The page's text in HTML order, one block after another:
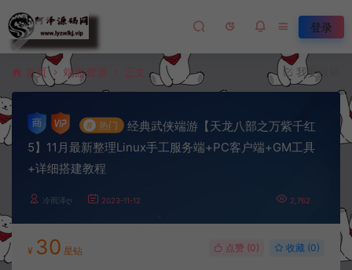
登录
首页 端游资源 正文 我要投稿
# 热门
经典武侠端游【天龙八部之万紫千红
5】11月最新整理Linux手工服务端+PC客户端+GM工具
+详细搭建教程
冷雨泽ღ 2023-11-12 2,762
¥ 30 星钻 点赞 (0) 收藏 (0)